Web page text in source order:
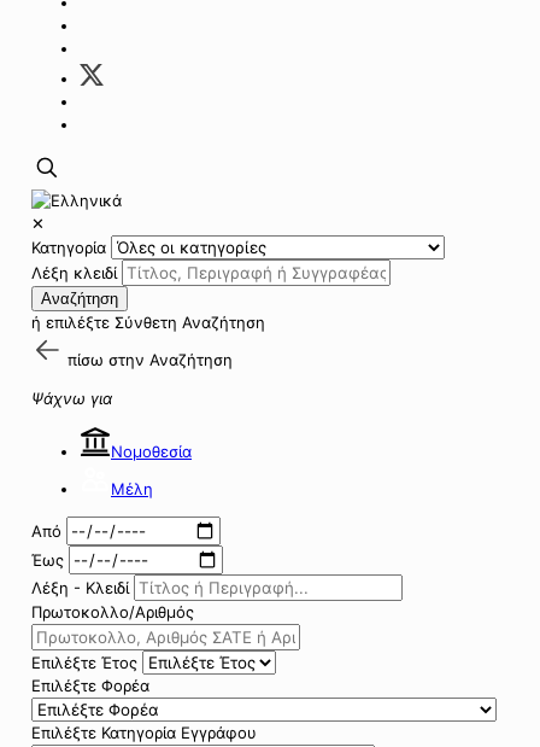
✕
Κατηγορία
Λέξη κλειδί
Αναζήτηση
ή επιλέξτε Σύνθετη Αναζήτηση
πίσω στην Αναζήτηση
Ψάχνω για
Νομοθεσία
Μέλη
Από
Έως
Λέξη - Κλειδί
Πρωτοκολλο/Αριθμός
Επιλέξτε Έτος
Επιλέξτε Φορέα
Επιλέξτε Κατηγορία Εγγράφου